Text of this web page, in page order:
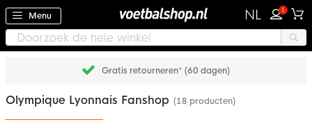
Menu NL 1
Gratis retourneren* (60 dagen)
Olympique Lyonnais Fanshop (18 producten)